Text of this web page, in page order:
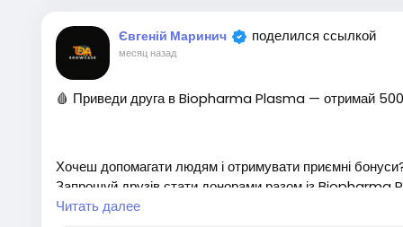
Рекомендуйте InstaDoc тим, хто цінує сучасний
в та юридичні сервіси, і заробляйте разом із
#заробіток #робота #роботамрії
Євгеній Маринич поделился ссылкой
месяц назад
🩸 Приведи друга в Biopharma Plasma — отримай 500
Хочеш допомагати людям і отримувати приємні
Запрошуй друзів стати донорами разом із Biopharma
ого донора.
Читать далее